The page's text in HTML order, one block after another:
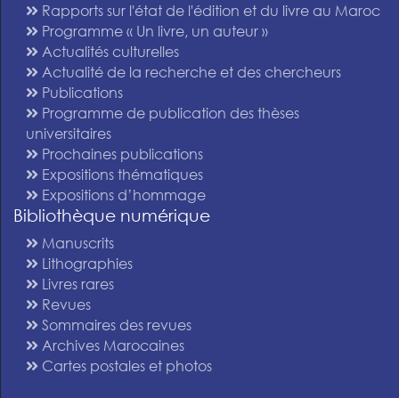
Rapports sur l'état de l'édition et du livre au Maroc
Programme « Un livre, un auteur »
Actualités culturelles
Actualité de la recherche et des chercheurs
Publications
Programme de publication des thèses
universitaires
Prochaines publications
Expositions thématiques
Expositions d’hommage
Bibliothèque numérique
Manuscrits
Lithographies
Livres rares
Revues
Sommaires des revues
Archives Marocaines
Cartes postales et photos